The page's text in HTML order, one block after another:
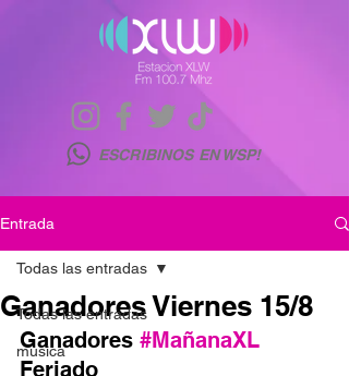
ESCRIBINOS EN WSP!
Entrada
Todas las entradas
musica
Todas las entradas
Ganadores Viernes 15/8
Ganadores #MañanaXL
Feriado